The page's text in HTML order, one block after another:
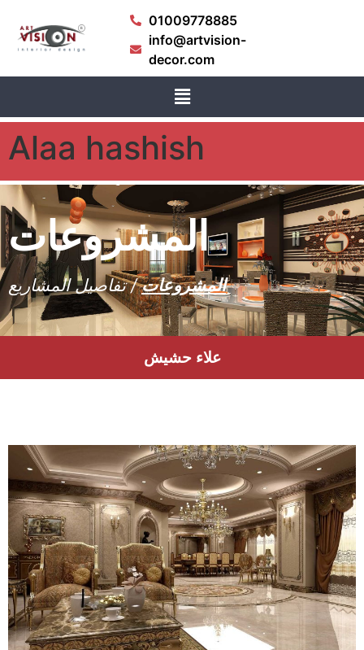
01009778885
info@artvision-
decor.com
Alaa hashish
المشروعات
المشروعات / تفاصيل المشاريع
علاء حشيش